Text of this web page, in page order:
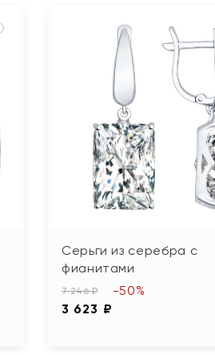
Серьги из серебра с
фианитами
7 246 ₽
3 623 ₽
-50%